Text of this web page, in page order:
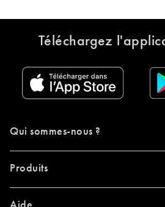
Téléchargez
Qui sommes-nous ?
Produits